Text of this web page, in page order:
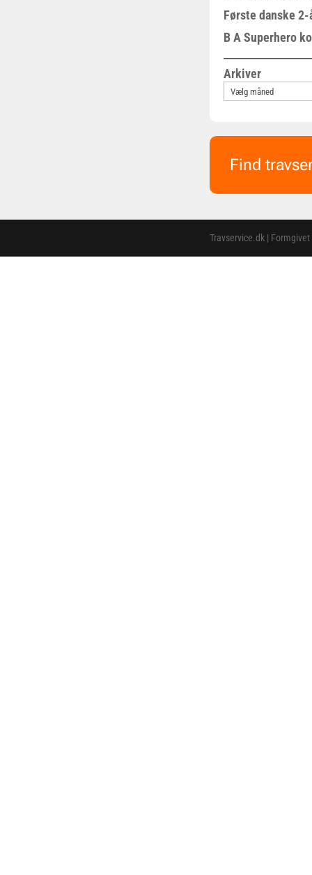
Første danske
B A Superhero
Arkiver
Find
Travservice.dk |